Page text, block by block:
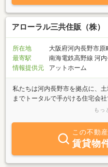
アローラル三共住販（株）
所在地
大阪府河内長野市原
最寄駅
南海電鉄高野線 河
情報提供元
アットホーム
私たちは河内長野市を拠点に、
までトータルで手がける住宅会
十年と暮らしていく大切な場所
まいの性能にもこだわり、「高
ベースに、安心して長く暮らせ
ランド「アローラホーム」は、
が設計・施工・アフターまで一
もっ
この不動
賃貸物